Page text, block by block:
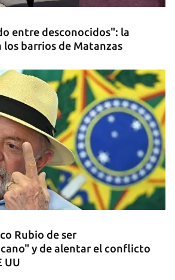
entre desconocidos": la
barrios de Matanzas
Rubio de ser
y de alentar el conflicto
UU